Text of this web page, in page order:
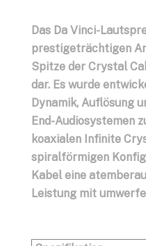
Das Da Vinci-
prestigeträchtigen
Spitze der Crystal
dar. Es wurde
Dynamik, Auflösung
End-Audiosystemen
koaxialen Infinite
spiralförmigen
Kabel eine
Leistung mit